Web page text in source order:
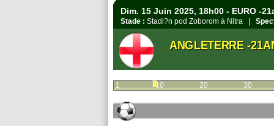
Dim. 15 Juin 2025, 18h00 - EURO -
Stade : Stadi?n pod Zoborom à Nitra |
ANGLETERRE -
1 10 20 30